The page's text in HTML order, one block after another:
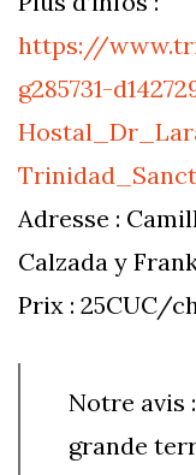
https://
g285731-
Adresse :
Calzada y
Prix : 25CUC/
Notre avis
grande